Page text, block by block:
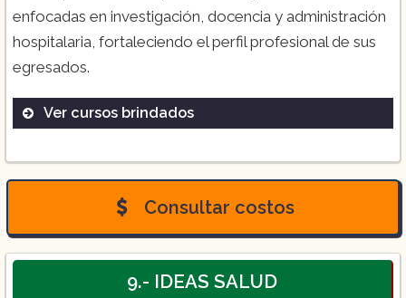
enfocadas en investigación, docencia y administración
hospitalaria, fortaleciendo el perfil profesional de sus
egresados.
Ver cursos brindados
Licenciatura en Enfermería
Licenciatura en Educación para la Salud
Curso Posbásico de Enfermería en Salud
Ocupacional
Curso Posbásico en Enfermería Quirúrgica
Consultar costos
9.- IDEAS SALUD